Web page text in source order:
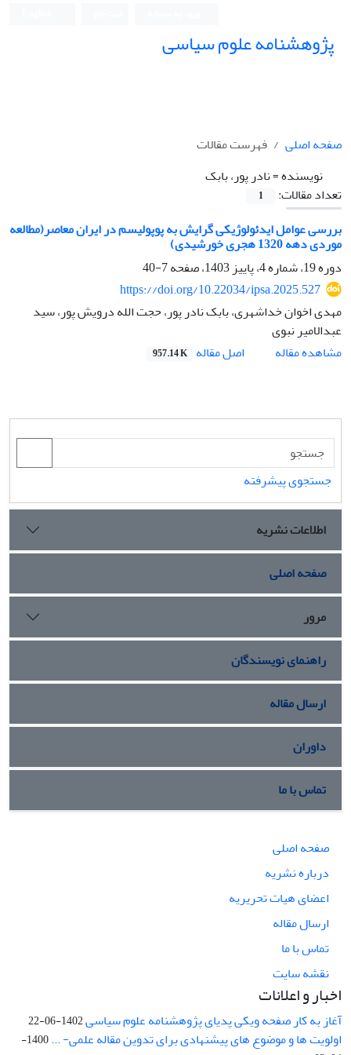
پژوهشنامه علوم سیاسی
صفحه اصلی
فهرست مقالات
نویسنده =نادر پور، بابک
تعداد مقالات:
1
بررسی عوامل ایدئولوژیکی گرایش به پوپولیسم در ایران معاصر(مطالعه
موردی دهه 1320 هجری خورشیدی)
دوره 19، شماره 4، پاییز 1403، صفحه
7-40
https://doi.org/10.22034/ipsa.2025.527
مهدی اخوان خداشهری، بابک نادر پور، حجت الله درویش پور، سید
عبدالامیر نبوی
مشاهده مقاله
اصل مقاله 957.14 K
جستجوی پیشرفته
اطلاعات نشریه
صفحه اصلی
مرور
راهنمای نویسندگان
ارسال مقاله
داوران
تماس با ما
صفحه اصلی
درباره نشریه
اعضای هیات تحریریه
ارسال مقاله
تماس با ما
نقشه سایت
اخبار و اعلانات
آغاز به کار صفحه ویکی پدیای پژوهشنامه علوم سیاسی1402-06-22
اولویت ها و موضوع های پیشنهادی برای تدوین مقاله علمی- ...
1400-